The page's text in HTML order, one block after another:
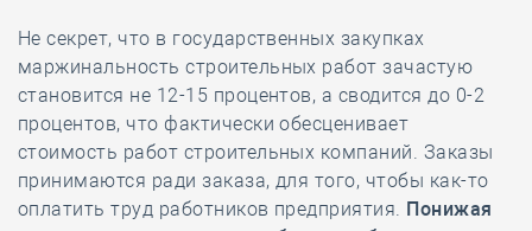
Не секрет, что в государственных закупках
маржинальность строительных работ зачастую
становится не 12-15 процентов, а сводится до 0-2
процентов, что фактически обесценивает
стоимость работ строительных компаний. Заказы
принимаются ради заказа, для того, чтобы как-то
оплатить труд работников предприятия. Понижая